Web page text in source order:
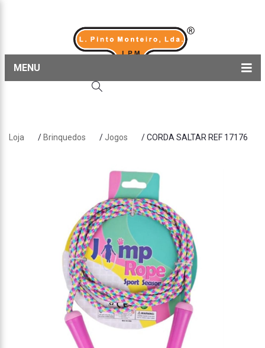
MENU
Sobre nós
Loja / Brinquedos / Jogos / CORDA SALTAR REF 17176